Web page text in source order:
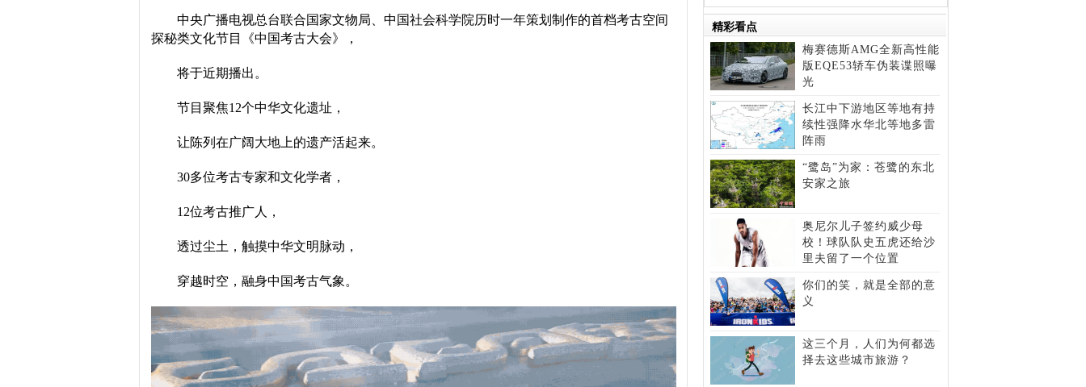
中央广播电视总台联合国家文物局、中国社会科学院历时一年策划制作的首档考古空间
探秘类文化节目《中国考古大会》，
将于近期播出。
节目聚焦12个中华文化遗址，
让陈列在广阔大地上的遗产活起来。
30多位考古专家和文化学者，
12位考古推广人，
透过尘土，触摸中华文明脉动，
穿越时空，融身中国考古气象。
精彩看点
梅赛德斯AMG全新高性能
版EQE53轿车伪装谍照曝
光
长江中下游地区等地有持
续性强降水华北等地多雷
阵雨
“鹭岛”为家：苍鹭的东北
安家之旅
奥尼尔儿子签约威少母
校！球队队史五虎还给沙
里夫留了一个位置
你们的笑，就是全部的意
义
这三个月，人们为何都选
择去这些城市旅游？